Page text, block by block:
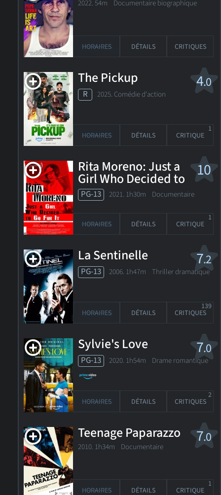
2022. 54m Documentaire biographique
HORAIRES DÉTAILS CRITIQUES
4.0
The Pickup
R 2025. Comédie d'action
HORAIRES DÉTAILS CRITIQUE
1
10
Rita Moreno: Just a
Girl Who Decided to
Go for It
PG-13 2021. 1h30m Documentaire
HORAIRES DÉTAILS CRITIQUE
1
7.2
La Sentinelle
PG-13 2006. 1h47m Thriller dramatique
HORAIRES DÉTAILS CRITIQUES
139
7.0
Sylvie's Love
PG-13 2020. 1h54m Drame romantique
HORAIRES DÉTAILS CRITIQUES
2
7.0
Teenage Paparazzo
2010. 1h34m Documentaire
HORAIRES DÉTAILS CRITIQUE
1